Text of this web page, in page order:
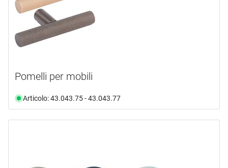
Pomelli per mobili
Articolo: 43.043.75 - 43.043.77